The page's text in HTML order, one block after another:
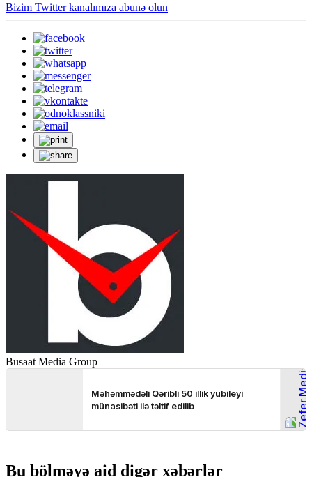
Bizim Twitter kanalımıza abunə olun
Busaat Media Group
Bu bölməyə aid digər xəbərlər